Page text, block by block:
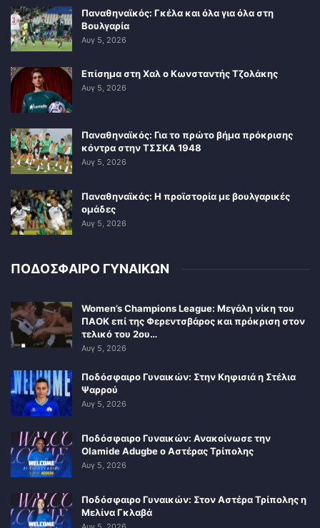
Παναθηναϊκός: Γκέλα και όλα για όλα στη
Βουλγαρία
Αυγ 5, 2026
Επίσημα στη Χαλ ο Κωνσταντής Τζολάκης
Αυγ 5, 2026
Παναθηναϊκός: Για το πρώτο βήμα πρόκρισης
κόντρα στην ΤΣΣΚΑ 1948
Αυγ 5, 2026
Παναθηναϊκός: Η προϊστορία με βουλγαρικές
ομάδες
Αυγ 5, 2026
ΠΟΔΟΣΦΑΙΡΟ ΓΥΝΑΙΚΩΝ
Women’s Champions League: Μεγάλη νίκη του
ΠΑΟΚ επί της Φερεντσβάρος και πρόκριση στον
τελικό του 2ου…
Αυγ 5, 2026
Ποδόσφαιρο Γυναικών: Στην Κηφισιά η Στέλια
Ψαρρού
Αυγ 5, 2026
Ποδόσφαιρο Γυναικών: Ανακοίνωσε την
Olamide Adugbe ο Αστέρας Τρίπολης
Αυγ 5, 2026
Ποδόσφαιρο Γυναικών: Στον Αστέρα Τρίπολης η
Μελίνα Γκλαβά